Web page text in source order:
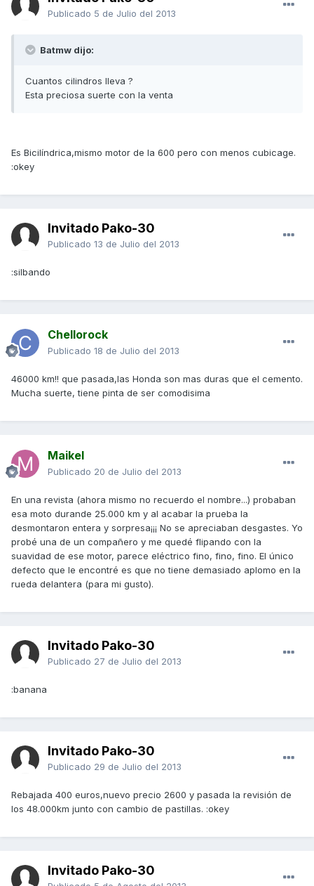
Publicado 5 de Julio del 2013
Batmw dijo:
Cuantos cilindros lleva ?
Esta preciosa suerte con la venta
Es Bicilíndrica,mismo motor de la 600 pero con menos cubicage.
:okey
Invitado Pako-30
Publicado 13 de Julio del 2013
:silbando
Chellorock
Publicado 18 de Julio del 2013
46000 km!! que pasada,las Honda son mas duras que el cemento.
Mucha suerte, tiene pinta de ser comodisima
Maikel
Publicado 20 de Julio del 2013
En una revista (ahora mismo no recuerdo el nombre...) probaban
esa moto durande 25.000 km y al acabar la prueba la
desmontaron entera y sorpresa¡¡¡ No se apreciaban desgastes. Yo
probé una de un compañero y me quedé flipando con la
suavidad de ese motor, parece eléctrico fino, fino, fino. El único
defecto que le encontré es que no tiene demasiado aplomo en la
rueda delantera (para mi gusto).
Invitado Pako-30
Publicado 27 de Julio del 2013
:banana
Invitado Pako-30
Publicado 29 de Julio del 2013
Rebajada 400 euros,nuevo precio 2600 y pasada la revisión de
los 48.000km junto con cambio de pastillas. :okey
Invitado Pako-30